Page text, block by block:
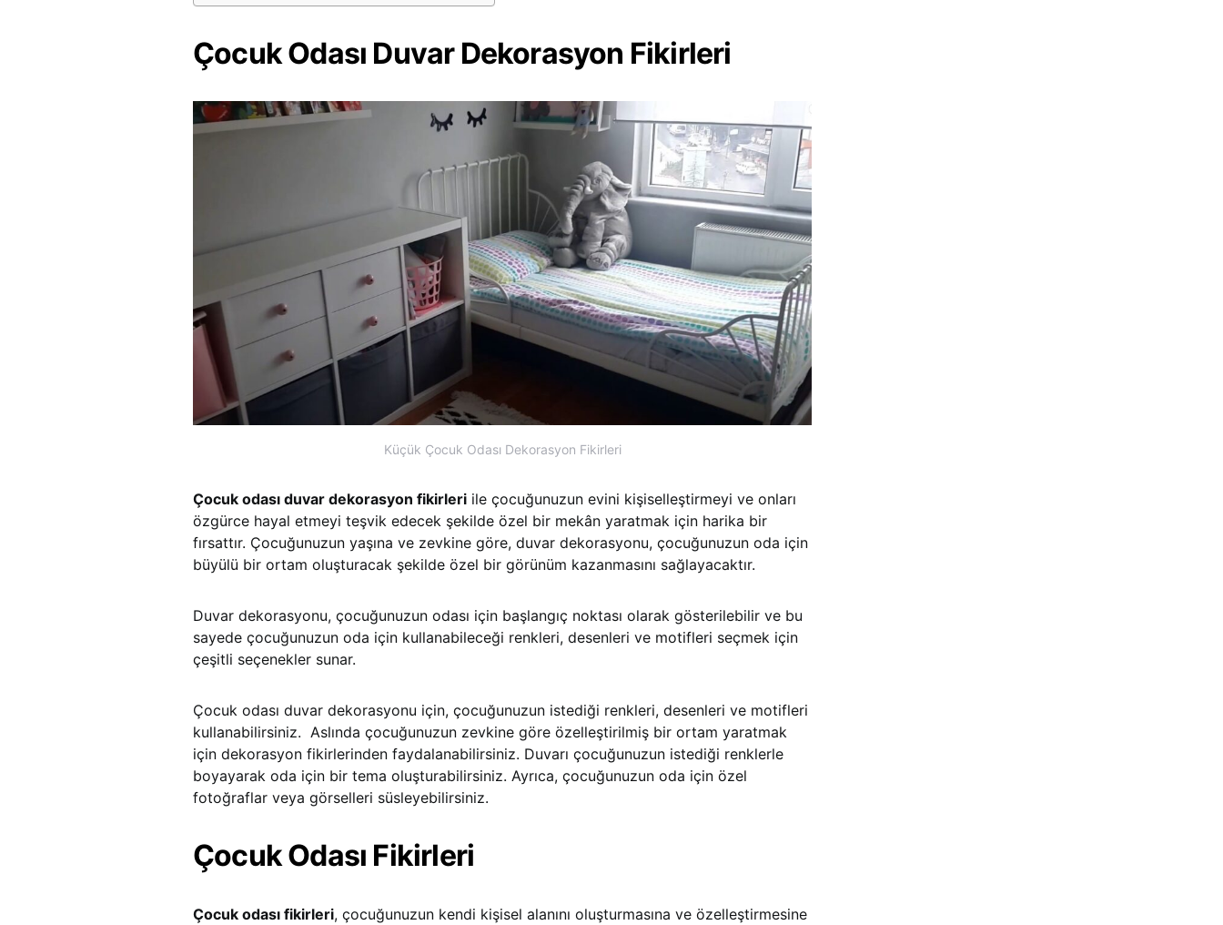
Çocuk Odası Duvar Dekorasyon Fikirleri
Küçük Çocuk Odası Dekorasyon Fikirleri
Çocuk odası duvar dekorasyon fikirleri ile çocuğunuzun evini kişiselleştirmeyi ve onları
özgürce hayal etmeyi teşvik edecek şekilde özel bir mekân yaratmak için harika bir
fırsattır. Çocuğunuzun yaşına ve zevkine göre, duvar dekorasyonu, çocuğunuzun oda için
büyülü bir ortam oluşturacak şekilde özel bir görünüm kazanmasını sağlayacaktır.
Duvar dekorasyonu, çocuğunuzun odası için başlangıç noktası olarak gösterilebilir ve bu
sayede çocuğunuzun oda için kullanabileceği renkleri, desenleri ve motifleri seçmek için
çeşitli seçenekler sunar.
Çocuk odası duvar dekorasyonu için, çocuğunuzun istediği renkleri, desenleri ve motifleri
kullanabilirsiniz. Aslında çocuğunuzun zevkine göre özelleştirilmiş bir ortam yaratmak
için dekorasyon fikirlerinden faydalanabilirsiniz. Duvarı çocuğunuzun istediği renklerle
boyayarak oda için bir tema oluşturabilirsiniz. Ayrıca, çocuğunuzun oda için özel
fotoğraflar veya görselleri süsleyebilirsiniz.
Çocuk Odası Fikirleri
Çocuk odası fikirleri, çocuğunuzun kendi kişisel alanını oluşturmasına ve özelleştirmesine